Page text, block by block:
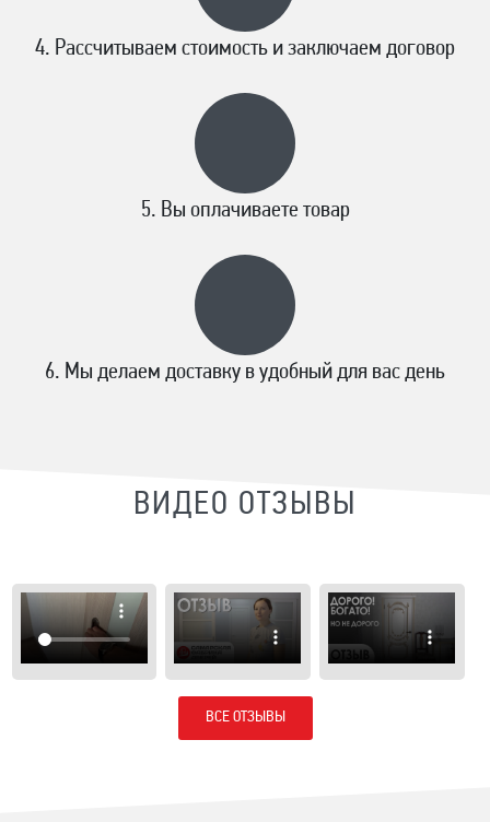
Рассчитываем стоимость и заключаем договор
Вы оплачиваете товар
Мы делаем доставку в удобный для вас день
ВИДЕО ОТЗЫВЫ
ВСЕ ОТЗЫВЫ